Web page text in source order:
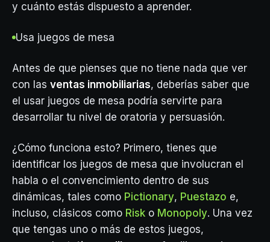
y cuánto estás dispuesto a aprender.
Usa juegos de mesa
Antes de que pienses que no tiene nada que ver
con las ventas inmobiliarias, deberías saber que
el usar juegos de mesa podría servirte para
desarrollar tu nivel de oratoria y persuasión.
¿Cómo funciona esto? Primero, tienes que
identificar los juegos de mesa que involucran el
habla o el convencimiento dentro de sus
dinámicas, tales como Pictionary, Puestazo e,
incluso, clásicos como Risk o Monopoly. Una vez
que tengas uno o más de estos juegos,